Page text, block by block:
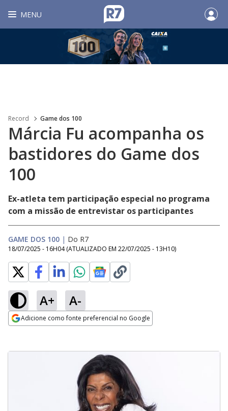
MENU
Record Game dos 100
Márcia Fu acompanha os
bastidores do Game dos
100
Ex-atleta tem participação especial no programa
com a missão de entrevistar os participantes
GAME DOS 100 | Do R7
18/07/2025 - 16H04 (ATUALIZADO EM 22/07/2025 - 13H10)
A+ A-
Adicione como fonte preferencial no Google